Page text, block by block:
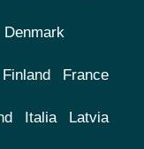
Denmark
Finland France
Italia Latvia